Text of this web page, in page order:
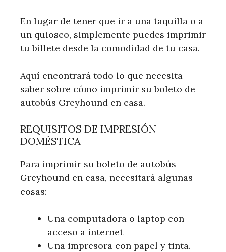
En lugar de tener que ir a una taquilla o a
un quiosco, simplemente puedes imprimir
tu billete desde la comodidad de tu casa.
Aquí encontrará todo lo que necesita
saber sobre cómo imprimir su boleto de
autobús Greyhound en casa.
REQUISITOS DE IMPRESIÓN
DOMÉSTICA
Para imprimir su boleto de autobús
Greyhound en casa, necesitará algunas
cosas:
Una computadora o laptop con
acceso a internet
Una impresora con papel y tinta.